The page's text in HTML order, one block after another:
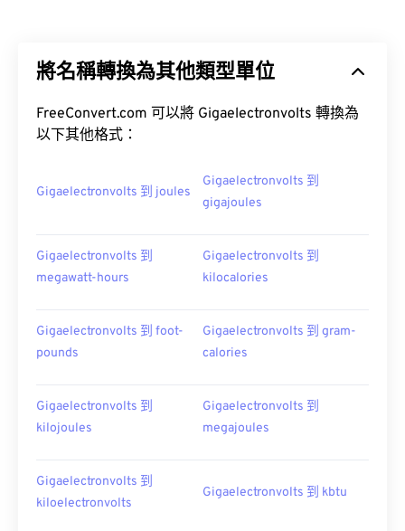
將名稱轉換為其他類型單位
FreeConvert.com 可以將 Gigaelectronvolts 轉換為
以下其他格式：
Gigaelectronvolts 到 joules
Gigaelectronvolts 到
gigajoules
Gigaelectronvolts 到
megawatt-hours
Gigaelectronvolts 到
kilocalories
Gigaelectronvolts 到 foot-
pounds
Gigaelectronvolts 到 gram-
calories
Gigaelectronvolts 到
kilojoules
Gigaelectronvolts 到
megajoules
Gigaelectronvolts 到
kiloelectronvolts
Gigaelectronvolts 到 kbtu